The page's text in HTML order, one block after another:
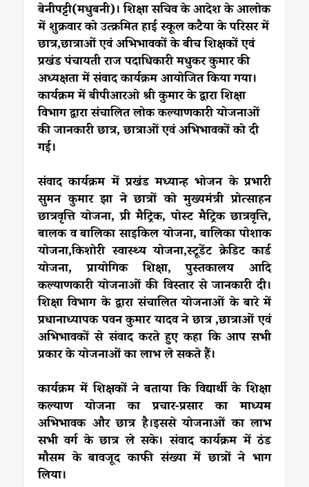
बेनीपट्टी(मधुबनी)। शिक्षा सचिव के आदेश के आलोक
में शुक्रवार को उत्क्रमित हाई स्कूल कटैया के परिसर में
छात्र,छात्राओं एवं अभिभावकों के बीच शिक्षकों एवं
प्रखंड पंचायती राज पदाधिकारी मधुकर कुमार की
अध्यक्षता में संवाद कार्यक्रम आयोजित किया गया।
कार्यक्रम में बीपीआरओ श्री कुमार के द्वारा शिक्षा
विभाग द्वारा संचालित लोक कल्याणकारी योजनाओं
की जानकारी छात्र, छात्राओं एवं अभिभावकों को दी
गई।
संवाद कार्यक्रम में प्रखंड मध्यान्ह भोजन के प्रभारी
सुमन कुमार झा ने छात्रों को मुख्यमंत्री प्रोत्साहन
छात्रवृत्ति योजना, प्री मैट्रिक, पोस्ट मैट्रिक छात्रवृत्ति,
बालक व बालिका साइकिल योजना, बालिका पोशाक
योजना,किशोरी स्वास्थ्य योजना,स्टूडेंट क्रेडिट कार्ड
योजना, प्रायोगिक शिक्षा, पुस्तकालय आदि
कल्याणकारी योजनाओं की विस्तार से जानकारी दी।
शिक्षा विभाग के द्वारा संचालित योजनाओं के बारे में
प्रधानाध्यापक पवन कुमार यादव ने छात्र ,छात्राओं एवं
अभिभावकों से संवाद करते हुए कहा कि आप सभी
प्रकार के योजनाओं का लाभ ले सकते हैं।
कार्यक्रम में शिक्षकों ने बताया कि विद्यार्थी के शिक्षा
कल्याण योजना का प्रचार-प्रसार का माध्यम
अभिभावक और छात्र है।इससे योजनाओं का लाभ
सभी वर्ग के छात्र ले सके। संवाद कार्यक्रम में ठंड
मौसम के बावजूद काफी संख्या में छात्रों ने भाग
लिया।